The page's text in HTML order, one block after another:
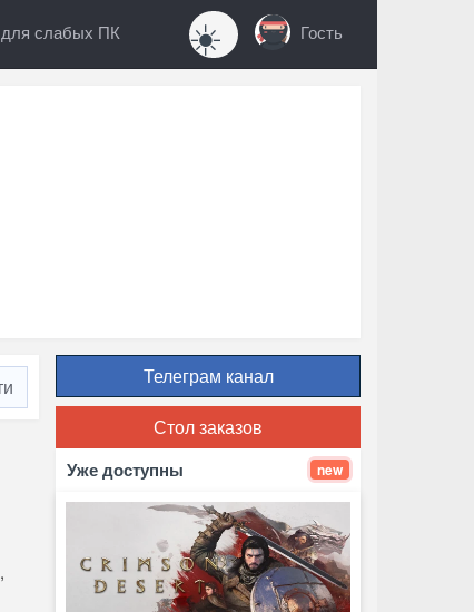
слабых ПК ☀️ Гость
Телеграм канал
Стол заказов
Уже доступны new